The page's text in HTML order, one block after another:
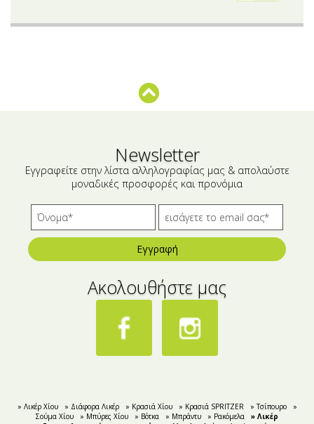
Newsletter
Εγγραφείτε στην λίστα αλληλογραφίας μας & απολαύστε
μοναδικές προσφορές και προνόμια
Εγγραφή
Ακολουθήστε μας
» Λικέρ Χίου » Διάφορα Λικέρ » Κρασιά Χίου » Κρασιά SPRITZER » Τσίπουρο
»
Σούμα Χίου
» Μπύρες Χίου » Βότκα » Μπράντυ » Ρακόμελα
» Λικέρ